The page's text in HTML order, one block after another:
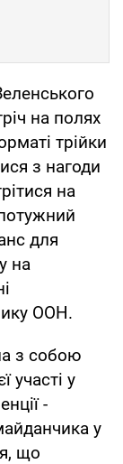
на полях
трійки
з нагоди
на
для
на
ООН.
з собою
участі у
-
у
що